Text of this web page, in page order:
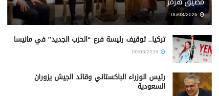
06/08/2026
تركيا.. توقيف رئيسة فرع “الحزب الجديد” في مانيسا
رئيس الوزراء الباكستاني وقائد الجيش يزوران
السعودية